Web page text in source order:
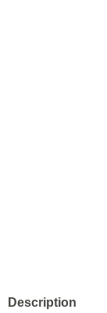
Description